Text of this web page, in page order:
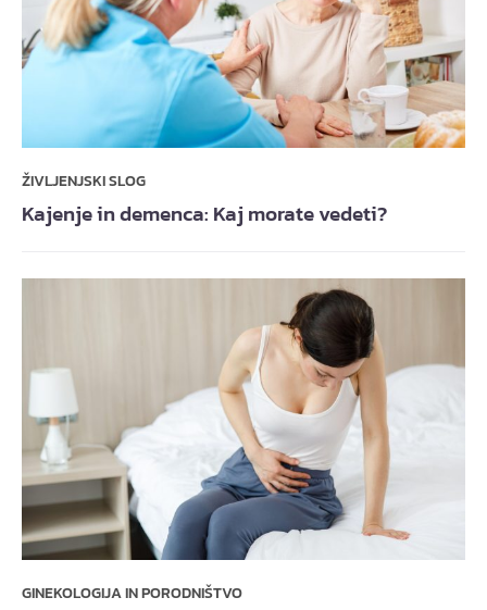
ŽIVLJENJSKI SLOG
Kajenje in demenca: Kaj morate vedeti?
GINEKOLOGIJA IN PORODNIŠTVO